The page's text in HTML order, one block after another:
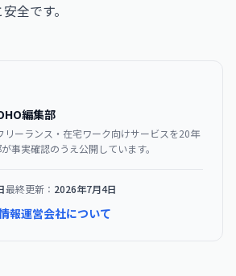
全です。
編集部
リーランス・在宅ワーク向けサービスを20年
事実確認のうえ公開しています。
最終更新： 2026年7月4日
報運営会社について